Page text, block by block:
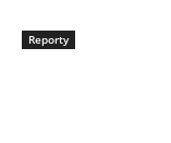
Reporty